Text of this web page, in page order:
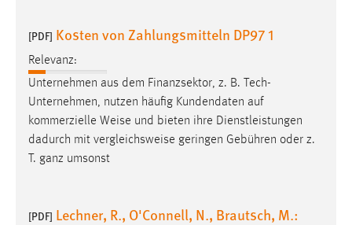
[PDF] Kosten von Zahlungsmitteln DP97 1
Relevanz:
Unternehmen aus dem Finanzsektor, z. B. Tech-
Unternehmen, nutzen häufig Kundendaten auf
kommerzielle Weise und bieten ihre Dienstleistungen
dadurch mit vergleichsweise geringen Gebühren oder z.
T. ganz umsonst
[PDF] Lechner, R., O'Connell, N., Brautsch, M.: